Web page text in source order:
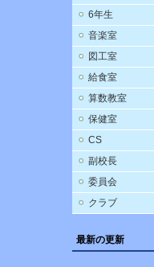
6年生
音楽室
図工室
給食室
算数教室
保健室
CS
副校長
委員会
クラブ
最新の更新